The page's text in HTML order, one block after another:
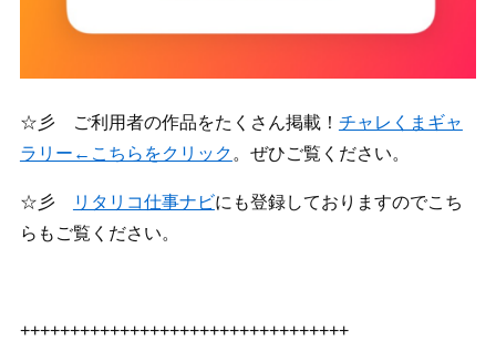
☆彡 ご利用者の作品をたくさん掲載！ チャレくまギャ
ラリー←こちらをクリック 。ぜひご覧ください。
☆彡 リタリコ仕事ナビにも登録しておりますのでこち
らもご覧ください。
+++++++++++++++++++++++++++++++++